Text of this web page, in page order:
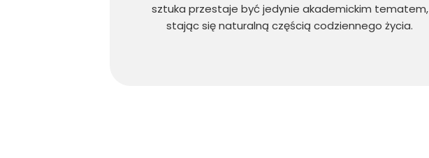
sztuka przestaje być jedynie akademickim tematem,
stając się naturalną częścią codziennego życia.